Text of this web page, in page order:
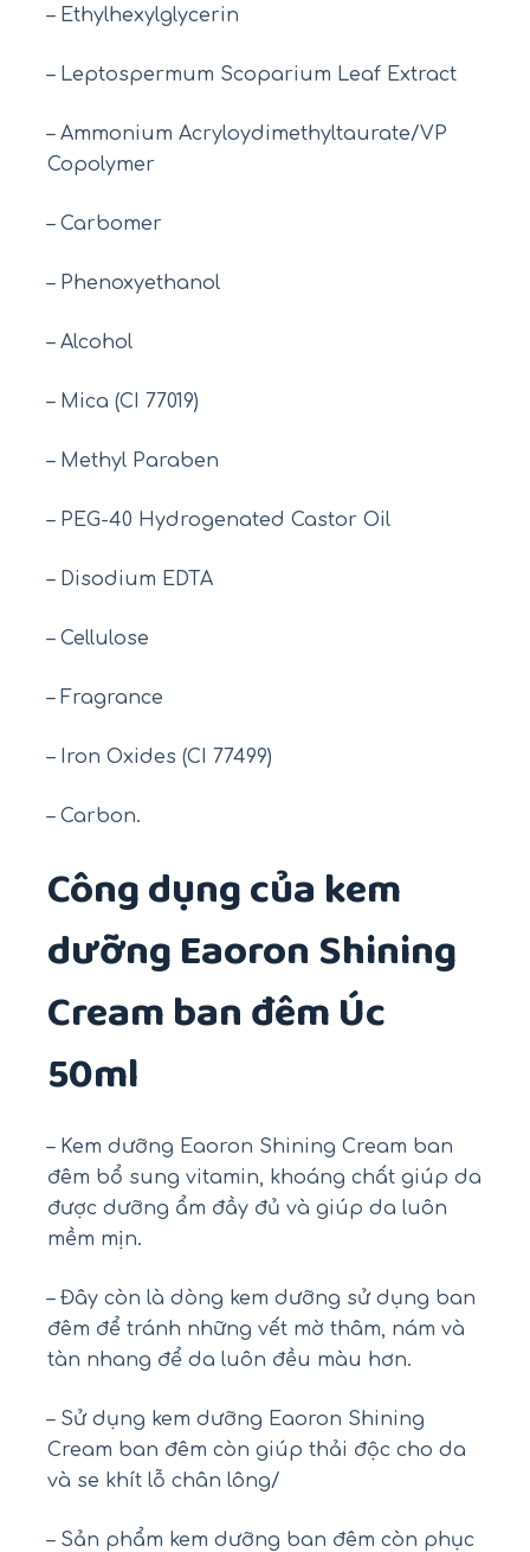
– Ethylhexylglycerin
– Leptospermum Scoparium Leaf Extract
– Ammonium Acryloydimethyltaurate/VP
Copolymer
– Carbomer
– Phenoxyethanol
– Alcohol
– Mica (CI 77019)
– Methyl Paraben
– PEG-40 Hydrogenated Castor Oil
– Disodium EDTA
– Cellulose
– Fragrance
– Iron Oxides (CI 77499)
– Carbon.
Công dụng của kem
dưỡng Eaoron Shining
Cream ban đêm Úc
50ml
– Kem dưỡng Eaoron Shining Cream ban
đêm bổ sung vitamin, khoáng chất giúp da
được dưỡng ẩm đầy đủ và giúp da luôn
mềm mịn.
– Đây còn là dòng kem dưỡng sử dụng ban
đêm để tránh những vết mờ thâm, nám và
tàn nhang để da luôn đều màu hơn.
– Sử dụng kem dưỡng Eaoron Shining
Cream ban đêm còn giúp thải độc cho da
và se khít lỗ chân lông/
– Sản phẩm kem dưỡng ban đêm còn phục